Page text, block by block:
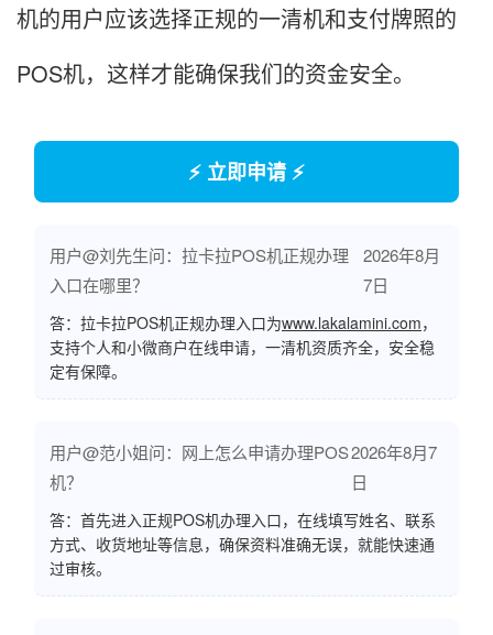
机的用户应该选择正规的一清机和支付牌照的
POS机，这样才能确保我们的资金安全。
⚡ 立即申请 ⚡
用户@刘先生问：拉卡拉POS机正规办理
入口在哪里？
2026年8月
7日
答：拉卡拉POS机正规办理入口为www.lakalamini.com，
支持个人和小微商户在线申请，一清机资质齐全，安全稳
定有保障。
用户@范小姐问：网上怎么申请办理POS
机？
2026年8月7
日
答：首先进入正规POS机办理入口，在线填写姓名、联系
方式、收货地址等信息，确保资料准确无误，就能快速通
过审核。